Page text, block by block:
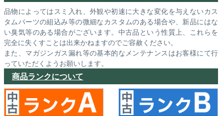
品物によってはスミ入れ、外観や初速に大きな変化を与えないカス
タムパーツの組込み等の微細なカスタムのある場合や、新品にはな
い臭気等のある場合がございます。中古品という性質上、これらを
完全に失くすことは出来かねますのでご容赦ください。
また、マガジンガス漏れ等の基本的なメンテナンスはお客様にて行
っていただくようお願いします。
商品ランクについて